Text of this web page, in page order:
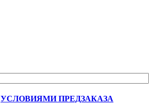
УСЛОВИЯМИ ПРЕДЗАКАЗА